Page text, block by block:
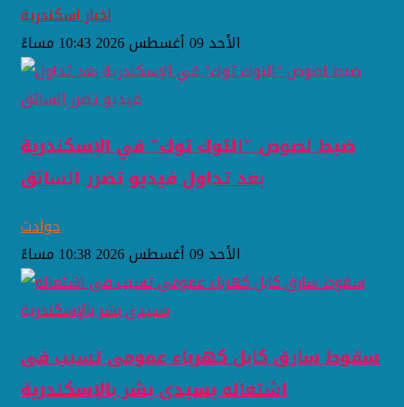
اخبار اسكندرية
الأحد 09 أغسطس 2026 10:43 مساءً
ضبط لصوص "التوك توك" في الإسكندرية
بعد تداول فيديو تضرر السائق
حوادث
الأحد 09 أغسطس 2026 10:38 مساءً
سقوط سارق كابل كهرباء عمومى تسبب فى
اشتعاله بسيدى بشر بالإسكندرية